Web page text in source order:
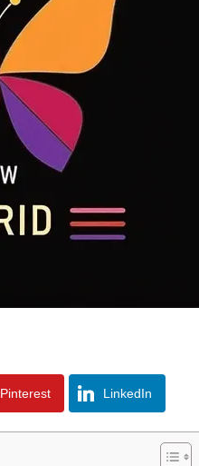
Pinterest LinkedIn